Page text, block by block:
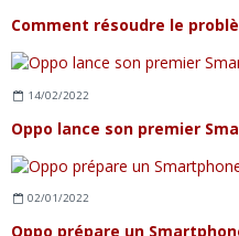
14/02/2022
Oppo lance son premier
02/01/2022